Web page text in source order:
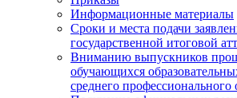
Информационные материалы
Сроки и места подачи
государственной итоговой
Вниманию выпускников
обучающихся
среднего профессионального